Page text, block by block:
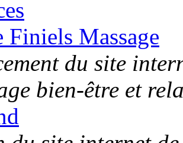
Massage
du site
bien-être et